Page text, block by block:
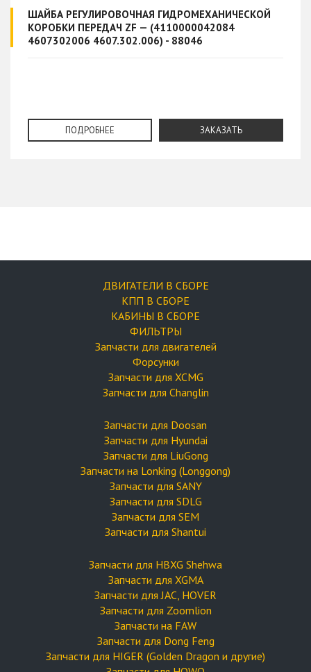
ШАЙБА РЕГУЛИРОВОЧНАЯ ГИДРОМЕХАНИЧЕСКОЙ
КОРОБКИ ПЕРЕДАЧ ZF — (4110000042084
4607302006 4607.302.006) - 88046
ПОДРОБНЕЕ ЗАКАЗАТЬ
ДВИГАТЕЛИ В СБОРЕ
КПП В СБОРЕ
КАБИНЫ В СБОРЕ
ФИЛЬТРЫ
Запчасти для двигателей
Форсунки
Запчасти для XCMG
Запчасти для Changlin
Запчасти для Doosan
Запчасти для Hyundai
Запчасти для LiuGong
Запчасти на Lonking (Longgong)
Запчасти для SANY
Запчасти для SDLG
Запчасти для SEM
Запчасти для Shantui
Запчасти для HBXG Shehwa
Запчасти для XGMA
Запчасти для JAC, HOVER
Запчасти для Zoomlion
Запчасти на FAW
Запчасти для Dong Feng
Запчасти для HIGER (Golden Dragon и другие)